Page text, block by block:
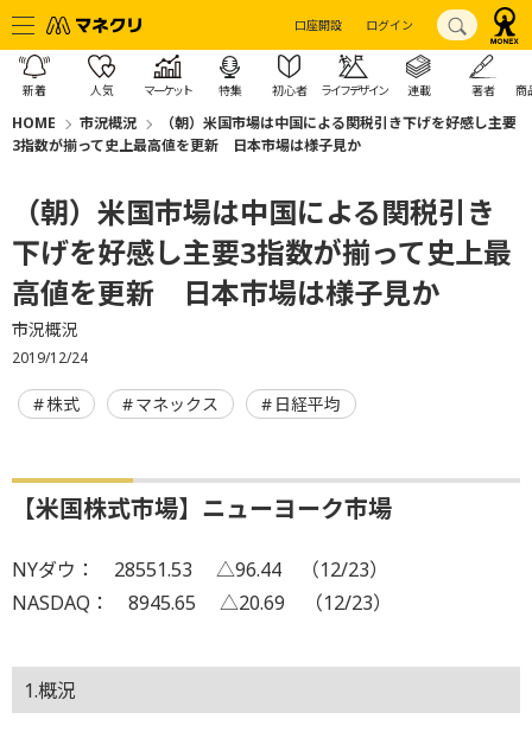
口座開設 ログイン
新着 人気 マーケット 特集 初心者 ライフデザイン 連載 著者 商
HOME 市況概況
（朝）米国市場は中国による関税引き下げを好感し主要
3指数が揃って史上最高値を更新 日本市場は様子見か
（朝）米国市場は中国による関税引き
下げを好感し主要3指数が揃って史上最
高値を更新 日本市場は様子見か
市況概況
2019/12/24
株式 マネックス 日経平均
【米国株式市場】ニューヨーク市場
NYダウ： 28551.53 △96.44 （12/23）
NASDAQ： 8945.65 △20.69 （12/23）
1.概況